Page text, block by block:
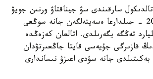
سارقىندى سۋ جيناقتاۋ ورنىن جويۋ
جوباسى 2011-2016 - جىلدارعا ەسەپتەلگەن جانە سوڭعى
21 ميلليارد تەڭگە يگەرىلدى. اتالعان كەزەڭدە
قازىرگى جۇيەسى قايتا جاڭعىرتۋدان
بەكىتىلدى جانە سۋدى اعىزۋ نىساندارى